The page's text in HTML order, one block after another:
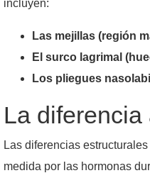
incluyen:
Las mejillas (región
El surco lagrimal
Los pliegues
La
Las diferencias
medida por las hormonas